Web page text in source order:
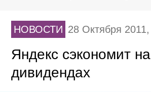
НОВОСТИ 28 Октября 2011,
Яндекс сэкономит на
дивидендах